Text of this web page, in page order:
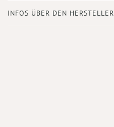
INFOS ÜBER DEN HERSTELLER